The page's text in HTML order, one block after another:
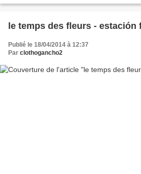
le temps des fleurs - estación
Publié le 18/04/2014 à 12:37
Par clothogancho2